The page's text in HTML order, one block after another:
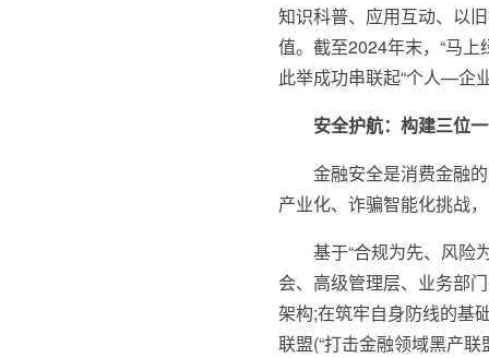
知识科普、应用互动、以
值。截至2024年末，“马
此举成功串联起“个人—企
安全护航：构建三位
金融安全是消费金融
产业化、诈骗智能化挑战
基于“合规为先、风险
会、高级管理层、业务部
架构;在筑牢自身防线的基
联盟(“打击金融领域黑产